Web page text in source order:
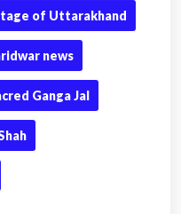
of Uttarakhand
news
Ganga Jal